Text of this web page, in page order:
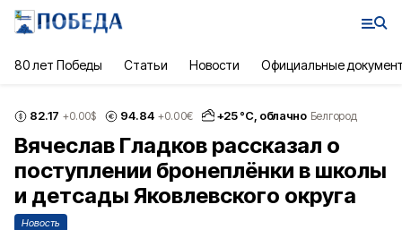
80 лет Победы Статьи Новости Официальные
82.17 +0.00$ 94.84 +0.00€ +25°С, облачно Белгород
Вячеслав Гладков рассказал о
поступлении бронеплёнки в школы
и детсады Яковлевского округа
Новость